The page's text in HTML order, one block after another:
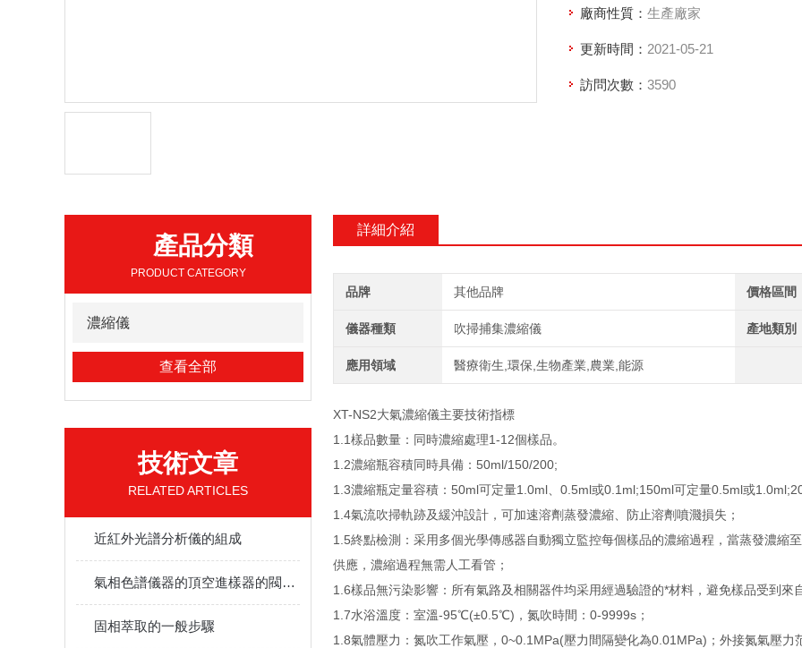
廠商性質： 生產廠家
更新時間： 2021-05-21
訪問次數： 3590
產品分類
PRODUCT CATEGORY
濃縮儀
查看全部
技術文章
RELATED ARTICLES
近紅外光譜分析儀的組成
氣相色譜儀器的頂空進樣器的閥箱是什么?
固相萃取的一般步驟
詳細介紹
品牌 其他品牌 價格區間
儀器種類 吹掃捕集濃縮儀 產地類別
應用領域 醫療衛生,環保,生物產業,農業,能源
XT-NS2大氣濃縮儀主要技術指標
1.1樣品數量：同時濃縮處理1-12個樣品。
1.2濃縮瓶容積同時具備：50ml/150/200;
1.3濃縮瓶定量容積：50ml可定量1.0ml、0.5ml或0.1ml;150ml可定量0.5ml或
1.4氣流吹掃軌跡及緩沖設計，可加速溶劑蒸發濃縮、防止溶劑噴濺損失；
1.5終點檢測：采用多個光學傳感器自動獨立監控每個樣品的濃縮過程，當蒸發濃縮
供應，濃縮過程無需人工看管；
1.6樣品無污染影響：所有氣路及相關器件均采用經過驗證的*材料，避免樣品受到來
1.7水浴溫度：室溫-95℃(±0.5℃)，氮吹時間：0-9999s；
1.8氣體壓力：氮吹工作氣壓，0~0.1MPa(壓力間隔變化為0.01MPa)；外接氮氣壓力